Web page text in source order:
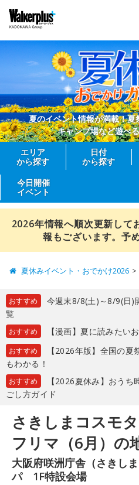
夏のイベント情報が満載！
キャンプ場など遊べ
エリア
から探す
日付
から探す
今日開催
イベント
2026年情報へ順次更新して
報もございます。予
夏休みイベント・おでかけ2026
おすすめ
今週末8/8(土)～8/9(日)
覧
おすすめ 【漫画】夏に読みたい
おすすめ
【2026年版】全国の
もわかる！
おすすめ
【2026夏休み】おう
ごし方ガイド
さきしまコスモ
フリマ（6月）の
大阪府咲洲庁舎（さきし
パ 1F特設会場